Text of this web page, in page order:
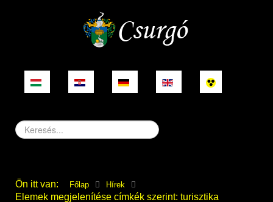
Keresés...
Ön itt van: Főlap Hírek
Elemek megjelenítése címkék szerint: turisztika